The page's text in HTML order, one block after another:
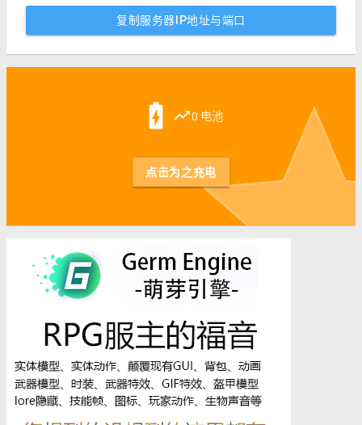
复制服务器IP地址与端口
battery_charging_full trending_up0 电池
点击为之充电